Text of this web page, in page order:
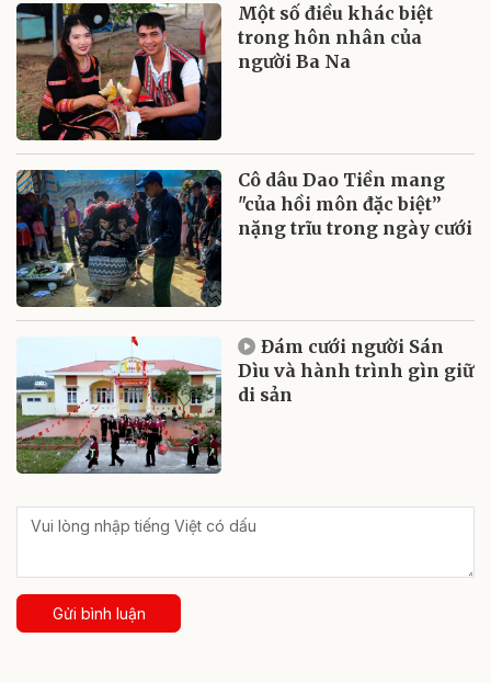
Một số điều khác biệt
trong hôn nhân của
người Ba Na
Cô dâu Dao Tiền mang
"của hồi môn đặc biệt”
nặng trĩu trong ngày cưới
Đám cưới người Sán
Dìu và hành trình gìn giữ
di sản
Gửi bình luận